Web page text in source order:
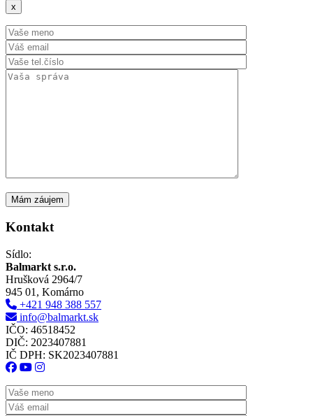
x
Kontakt
Sídlo:
Balmarkt s.r.o.
Hrušková 2964/7
945 01, Komárno
+421 948 388 557
info@balmarkt.sk
IČO: 46518452
DIČ: 2023407881
IČ DPH: SK2023407881